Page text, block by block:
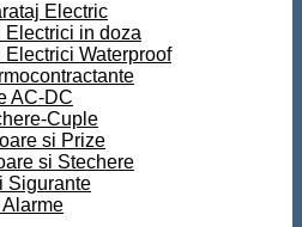
Electric
Electrici in doza
Electrici Waterproof
AC-DC
Cuple
si Prize
si Stechere
Sigurante